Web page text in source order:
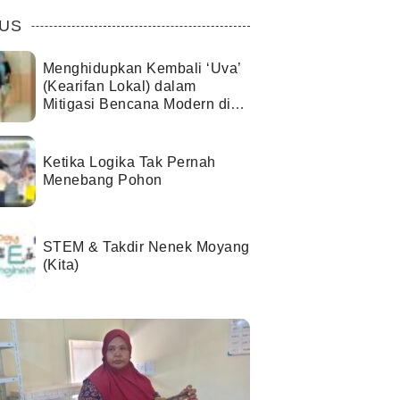
Menghidupkan Kembali ‘Uva’
(Kearifan Lokal) dalam
Mitigasi Bencana Modern di
Ketika Logika Tak Pernah
Menebang Pohon
STEM & Takdir Nenek Moyang
(Kita)